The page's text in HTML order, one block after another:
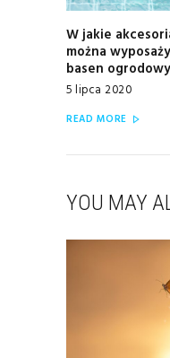
Previous
post:
W jakie
można
basen
5 lipca 2020
READ MORE
YOU MAY